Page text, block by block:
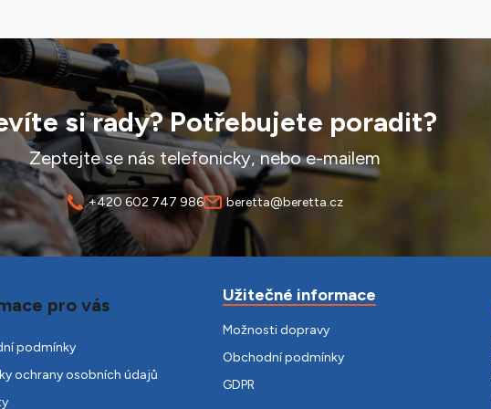
si rady? Potřebujete poradit?
Zeptejte se nás telefonicky, nebo e-mailem
+420 602 747 986 beretta@beretta.cz
pro vás
podmínky
ochrany osobních údajů
Užitečné informace
Možnosti dopravy
Obchodní podmínky
GDPR